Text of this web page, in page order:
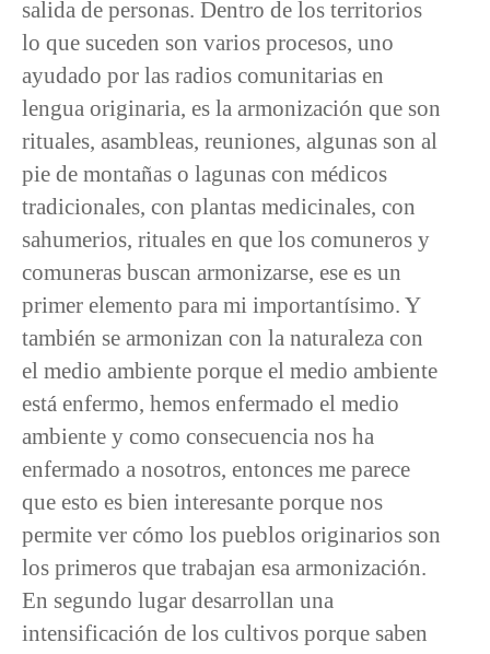
salida de personas. Dentro de los territorios
lo que suceden son varios procesos, uno
ayudado por las radios comunitarias en
lengua originaria, es la armonización que son
rituales, asambleas, reuniones, algunas son al
pie de montañas o lagunas con médicos
tradicionales, con plantas medicinales, con
sahumerios, rituales en que los comuneros y
comuneras buscan armonizarse, ese es un
primer elemento para mi importantísimo. Y
también se armonizan con la naturaleza con
el medio ambiente porque el medio ambiente
está enfermo, hemos enfermado el medio
ambiente y como consecuencia nos ha
enfermado a nosotros, entonces me parece
que esto es bien interesante porque nos
permite ver cómo los pueblos originarios son
los primeros que trabajan esa armonización.
En segundo lugar desarrollan una
intensificación de los cultivos porque saben